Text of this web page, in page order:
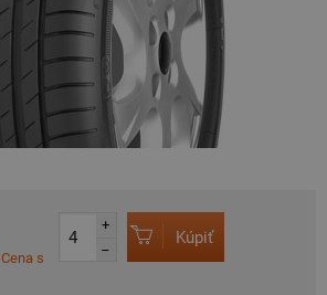
Cena s
+
–
Kúpiť